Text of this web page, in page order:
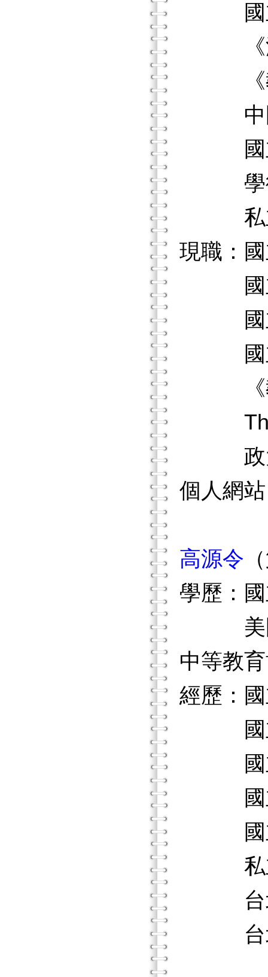
國立
《測
《教
中國
國立
學術
私立
現職：
國立
國立
國立
《教
The
政大
個人網
高源令
學歷：
美國
中等教
經歷：
國立
國立
國立
國立
私立
台北
台北